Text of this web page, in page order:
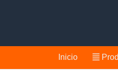
Inicio